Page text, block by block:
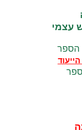
עצמי
הספר